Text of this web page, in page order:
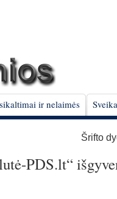
ir nelaimės
Šrifto
PDS.lt“